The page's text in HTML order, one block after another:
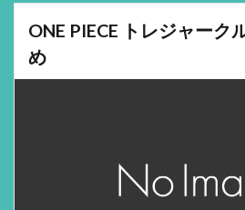
ONE PIECE トレジャー
め